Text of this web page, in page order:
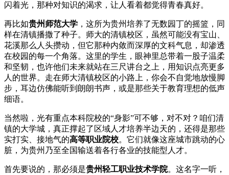
闪着光，那种对知识的渴求，让人看着都觉得青春真好。
再比如贵州师范大学 ，这所为贵州培养了无数园丁的摇篮，同
样在清镇播撒了种子。师大的清镇校区，虽然可能没有宝山、
花溪那么人头攒动，但它那种内敛而深厚的文科气息，却渗透
在校园的每一个角落。这里的学生，眼神里总带着一股子温柔
和坚韧，也许他们未来就站在三尺讲台之上，用知识点亮更多
人的世界。走在师大清镇校区的小路上，你会不自觉地放慢脚
步，耳边仿佛能听到朗朗书声，或是那些关于教育理想的低声
细语。
当然啦，光有重点本科院校的“身影”可不够，对不对？咱们清
镇的大学城，真正撑起了区域人才培养半边天的，还得是那些
实打实、接地气的高等职业院校。它们就像这座城市跳动的心
脏，为贵州乃至全国输送着各行各业的技能型人才。
首先要说的，那必须是贵州轻工职业技术学院。这名字一听，